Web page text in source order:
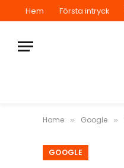
Hem Första intryck
Home » Google »
GOOGLE